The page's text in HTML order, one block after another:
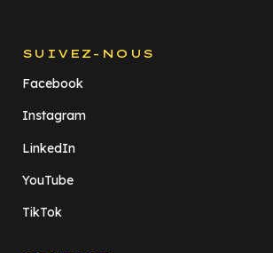
SUIVEZ-NOUS
Facebook
Instagram
LinkedIn
YouTube
TikTok